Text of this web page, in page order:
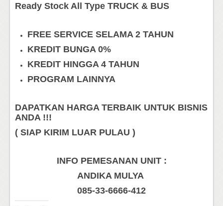
Ready Stock All Type TRUCK & BUS
FREE SERVICE SELAMA 2 TAHUN
KREDIT BUNGA 0%
KREDIT HINGGA 4 TAHUN
PROGRAM LAINNYA
DAPATKAN HARGA TERBAIK UNTUK BISNIS
ANDA !!!
( SIAP KIRIM LUAR PULAU )
INFO PEMESANAN UNIT :
ANDIKA MULYA
085-33-6666-412